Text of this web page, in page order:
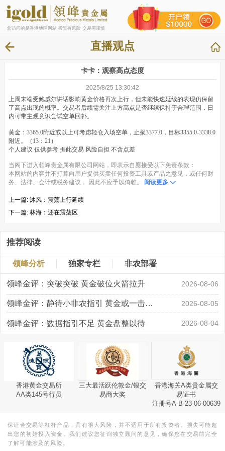
您访问的是香港地区网站 投资有风险 交易需谨慎
直播观点
卡卡：观察高点态度
2025/8/25 13:30:42
上周末端受鲍威尔讲话影响黄金价格再次上行，但未能快速延续的表现仍保留
了高点出现的概率。交易者后续需关注上方高点是否继续保持于合理范围，日
内可带主观意识尝试空单回补。
黄金：3365.0附近或以上可考虑轻仓入场空单，止损3377.0，目标3355.0-3338.0
附近。（13：21）
个人建议 仅供参考 据此交易 风险自担 不含点差
当阁下进入领峰贵金属有限公司网站，即表示自愿接受以下免责条款：
本网站的内容并不打算向用户提供买卖任何投资工具或产品之意见，或任何财
务、法律、会计或税务建议， 因此不应予以倚赖。
阅读更多
上一篇: 沐风：震荡上行延续
下一篇: 林海：还在震荡区
推荐阅读
领峰分析 独家专栏 非农部署
领峰金评：突破突破 黄金破位火箭拉升 2026-08-06
领峰金评：静待小非农指引 黄金或一击破局 2026-08-05
领峰金评：数据指引不足 黄金盘整以待 2026-08-04
香港黄金交易所
AA类145号行员
三大最活跃伦敦金/银交
易商大奖
香港海关A类贵金属交
易证书
注册号A-B-23-06-00639
保证金交易等杠杆产品，具有很大风险，并不适用于所有投资者。损失可能超
出您的初始投入资金。我们建议您征询独立顾问的意见，确保您在交易前完全
了解可能涉及的风险。